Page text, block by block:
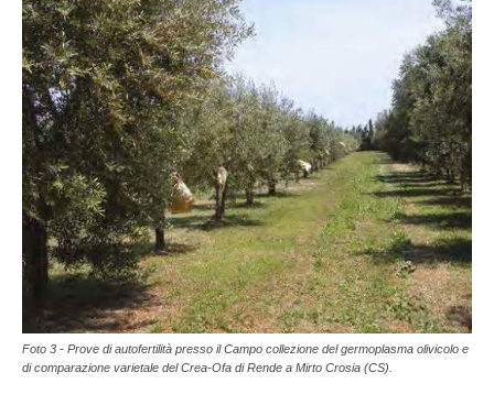
Foto 3 - Prove di autofertilità presso il Campo collezione del germoplasma olivicolo e
di comparazione varietale del Crea-Ofa di Rende a Mirto Crosia (CS).